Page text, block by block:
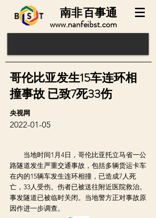
www.nanfeibst.com
百事通
南非
当地时间1月4日，哥伦比亚托立马省一公
路隧道发生严重交通事故，包括多辆货运卡车
在内的15辆车发生连环相撞，已造成7人死
亡，33人受伤。伤者已被送往附近医院救治。
事发隧道已被临时关闭。当地警方正对事故原
因作进一步调查。
央视网
2022-01-05
哥伦比亚发生15车连环相
撞事故 已致7死33伤